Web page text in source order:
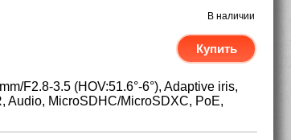
В наличии
Купить
F2.8-3.5 (HOV:51.6°-6°), Adaptive iris,
Audio, MicroSDHC/MicroSDXC, PoE,